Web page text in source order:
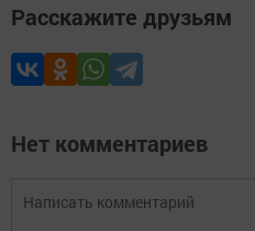
Расскажите друзьям
Нет комментариев